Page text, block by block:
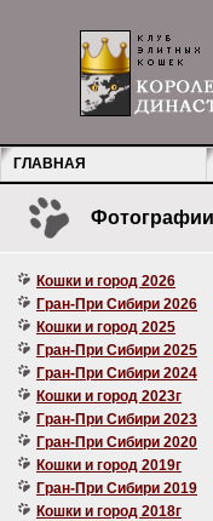
ГЛАВНАЯ
Кошки и город 2026
Гран-При Сибири 2026
Кошки и город 2025
Гран-При Сибири 2025
Гран-При Сибири 2024
Кошки и город 2023г
Гран-При Сибири 2023
Гран-При Сибири 2020
Кошки и город 2019г
Гран-При Сибири 2019
Кошки и город 2018г